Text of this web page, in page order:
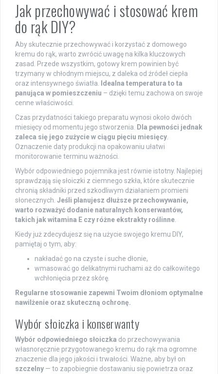
Jak przechowywać i stosować krem
do rąk DIY?
Aby skutecznie przechowywać i korzystać z domowego
kremu do rąk, warto zwrócić uwagę na kilka kluczowych
zasad. Przede wszystkim, gotowy krem powinien być
trzymany w chłodnym miejscu, z daleka od źródeł ciepła
oraz intensywnego światła.
Idealna temperatura to ta
panująca w pomieszczeniu – dzięki temu zachowa on swoje
cenne właściwości.
Czas przydatności takiego preparatu wynosi około dwóch
miesięcy od momentu jego stworzenia.
Dla pewności jednak
zaleca się jego zużycie w ciągu pięciu miesięcy
Oznaczenie daty produkcji na opakowaniu ułatwi
monitorowanie terminu ważności.
Wybór odpowiedniego pojemnika jest równie istotny. Najlepiej
sprawdzają się słoiczki z ciemnego szkła, które skutecznie
chronią składniki przed szkodliwym działaniem promieni
słonecznych. Jeśli planujesz dłuższe przechowywanie,
warto rozważyć dodanie naturalnych konserwantów,
takich jak witamina E czy różne ekstrakty roślinne
Kiedy już zdecydujesz się na użycie swojego kremu DIY,
pamiętaj o tym, aby:
nakładać go na czyste i suche dłonie,
wmasować go delikatnymi ruchami aż do całkowitego
wchłonięcia przez skórę.
Regularne stosowanie zapewni Twoim dłoniom optymalne
nawilżenie oraz skuteczną ochronę.
Wybór słoiczka i konserwanty
Wybór odpowiedniego słoiczka do przechowywania
własnoręcznie przygotowanego kremu do rąk ma ogromne
znaczenie dla jego jakości i trwałości. Ważne, aby był on
szczelny — to zapobiegnie dostawaniu się powietrza oraz